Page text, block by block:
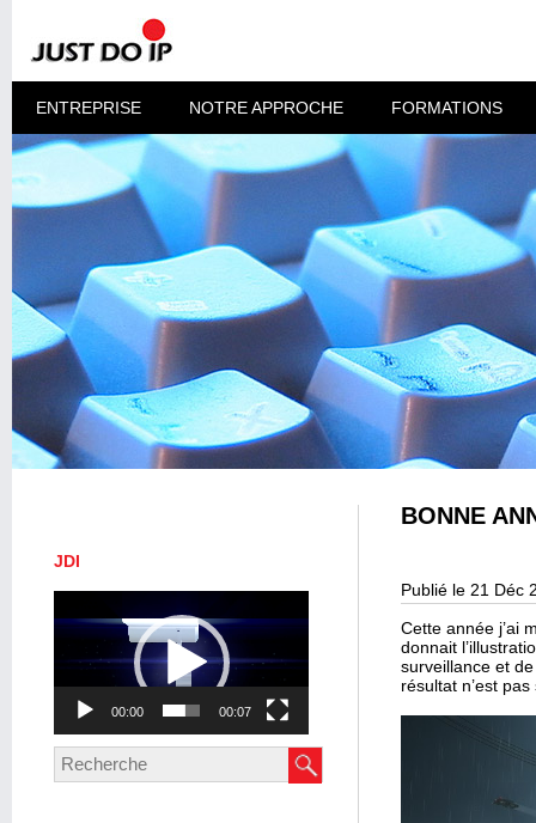
ENTREPRISE NOTRE APPROCHE FORMATIONS
JDI
vidéo
00:00 00:07
BONNE
Publié le 21 Déc
Cette année j’ai
donnait
surveillance et
résultat n’est pas